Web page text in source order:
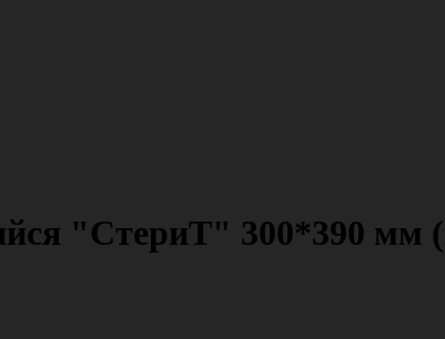
"СтериТ" 300*390 мм